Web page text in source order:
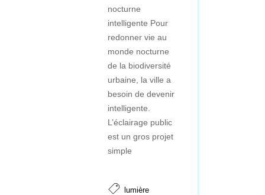
nocturne
intelligente Pour
redonner vie au
monde nocturne
de la biodiversité
urbaine, la ville a
besoin de devenir
intelligente.
L’éclairage public
est un gros projet
simple
lumière